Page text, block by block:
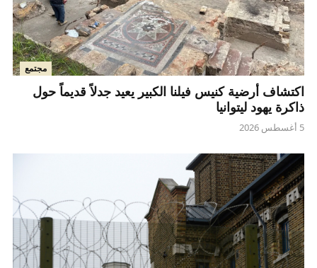
مجتمع
اكتشاف أرضية كنيس فيلنا الكبير يعيد جدلاً قديماً حول
ذاكرة يهود ليتوانيا
5 أغسطس 2026